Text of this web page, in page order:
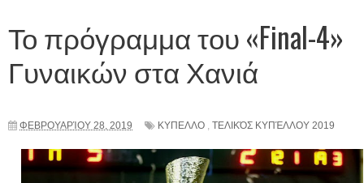
Το πρόγραμμα του «Final-4»
Γυναικών στα Χανιά
ΦΕΒΡΟΥΑΡΊΟΥ 28, 2019 ΚΥΠΕΛΛΟ , ΤΕΛΙΚΌΣ ΚΥΠΈΛΛΟΥ 2019